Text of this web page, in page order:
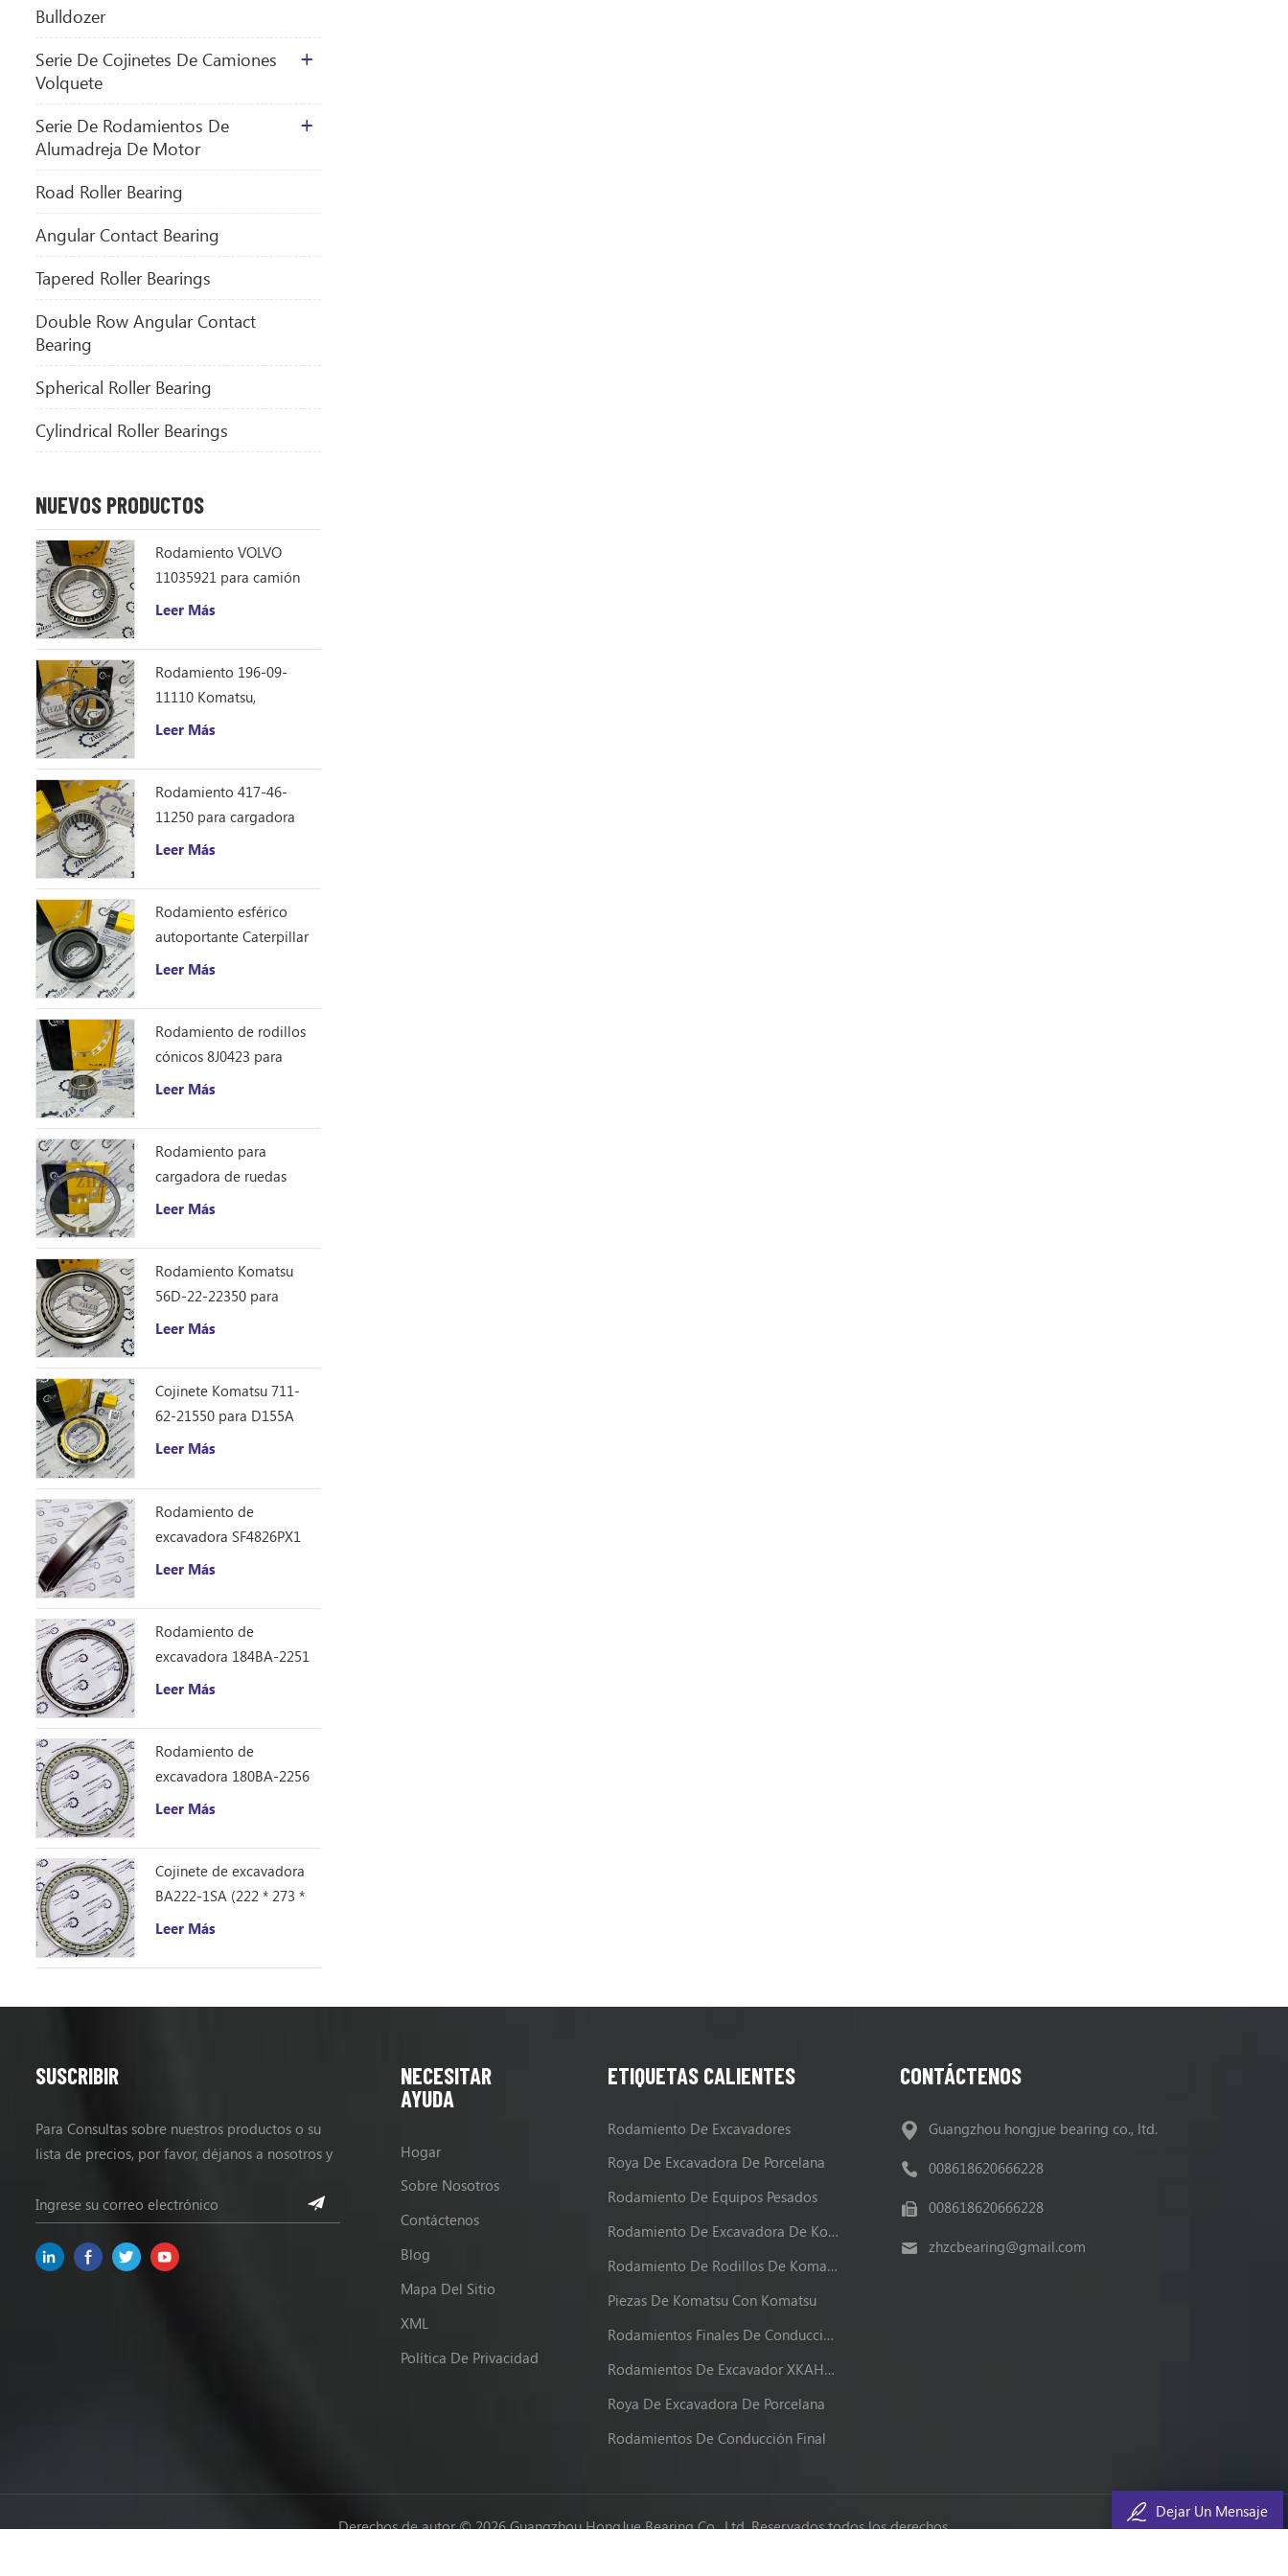
Bulldozer
Serie De Cojinetes De Camiones
Volquete
Serie De Rodamientos De
Alumadreja De Motor
​Road Roller Bearing
Angular Contact Bearing
Tapered Roller Bearings
Double Row Angular Contact
Bearing
Spherical Roller Bearing
Cylindrical Roller Bearings
NUEVOS PRODUCTOS
Rodamiento VOLVO
11035921 para camión
volquete articulado
Leer Más
Rodamiento 196-09-
11110 Komatsu,
repuestos para
Leer Más
Rodamiento 417-46-
11250 para cargadora
Komatsu WA150-6
Leer Más
Rodamiento esférico
autoportante Caterpillar
1401185
Leer Más
Rodamiento de rodillos
cónicos 8J0423 para
excavadora Caterpillar
Leer Más
Rodamiento para
cargadora de ruedas
Caterpillar 8S9076
Leer Más
Rodamiento Komatsu
56D-22-22350 para
camión volquete HM250
Leer Más
Cojinete Komatsu 711-
62-21550 para D155A
Leer Más
Rodamiento de
excavadora SF4826PX1
(240 * 310 * 33)
Leer Más
Rodamiento de
excavadora 184BA-2251
(184 * 226 * 21.5)
Leer Más
Rodamiento de
excavadora 180BA-2256
(180 * 225 * 21,5)
Leer Más
Cojinete de excavadora
BA222-1SA (222 * 273 *
26)
Leer Más
SUSCRIBIR
Para Consultas sobre nuestros productos o su
lista de precios, por favor, déjanos a nosotros y
NECESITAR
AYUDA
Hogar
Sobre Nosotros
Contáctenos
Blog
Mapa Del Sitio
XML
Política De Privacidad
ETIQUETAS CALIENTES
Rodamiento De Excavadores
Roya De Excavadora De Porcelana
Rodamiento De Equipos Pesados
Rodamiento De Excavadora De Komatsu
Rodamiento De Rodillos De Komatsu
Piezas De Komatsu Con Komatsu
Rodamientos Finales De Conducción XKAH-00340
Rodamientos De Excavador XKAH-00340
Roya De Excavadora De Porcelana
Rodamientos De Conducción Final
CONTÁCTENOS
Guangzhou hongjue bearing co., ltd.
008618620666228
008618620666228
zhzcbearing@gmail.com
Derechos de autor © 2026 Guangzhou HongJue Bearing Co., Ltd. Reservados todos los derechos.
Dejar Un Mensaje